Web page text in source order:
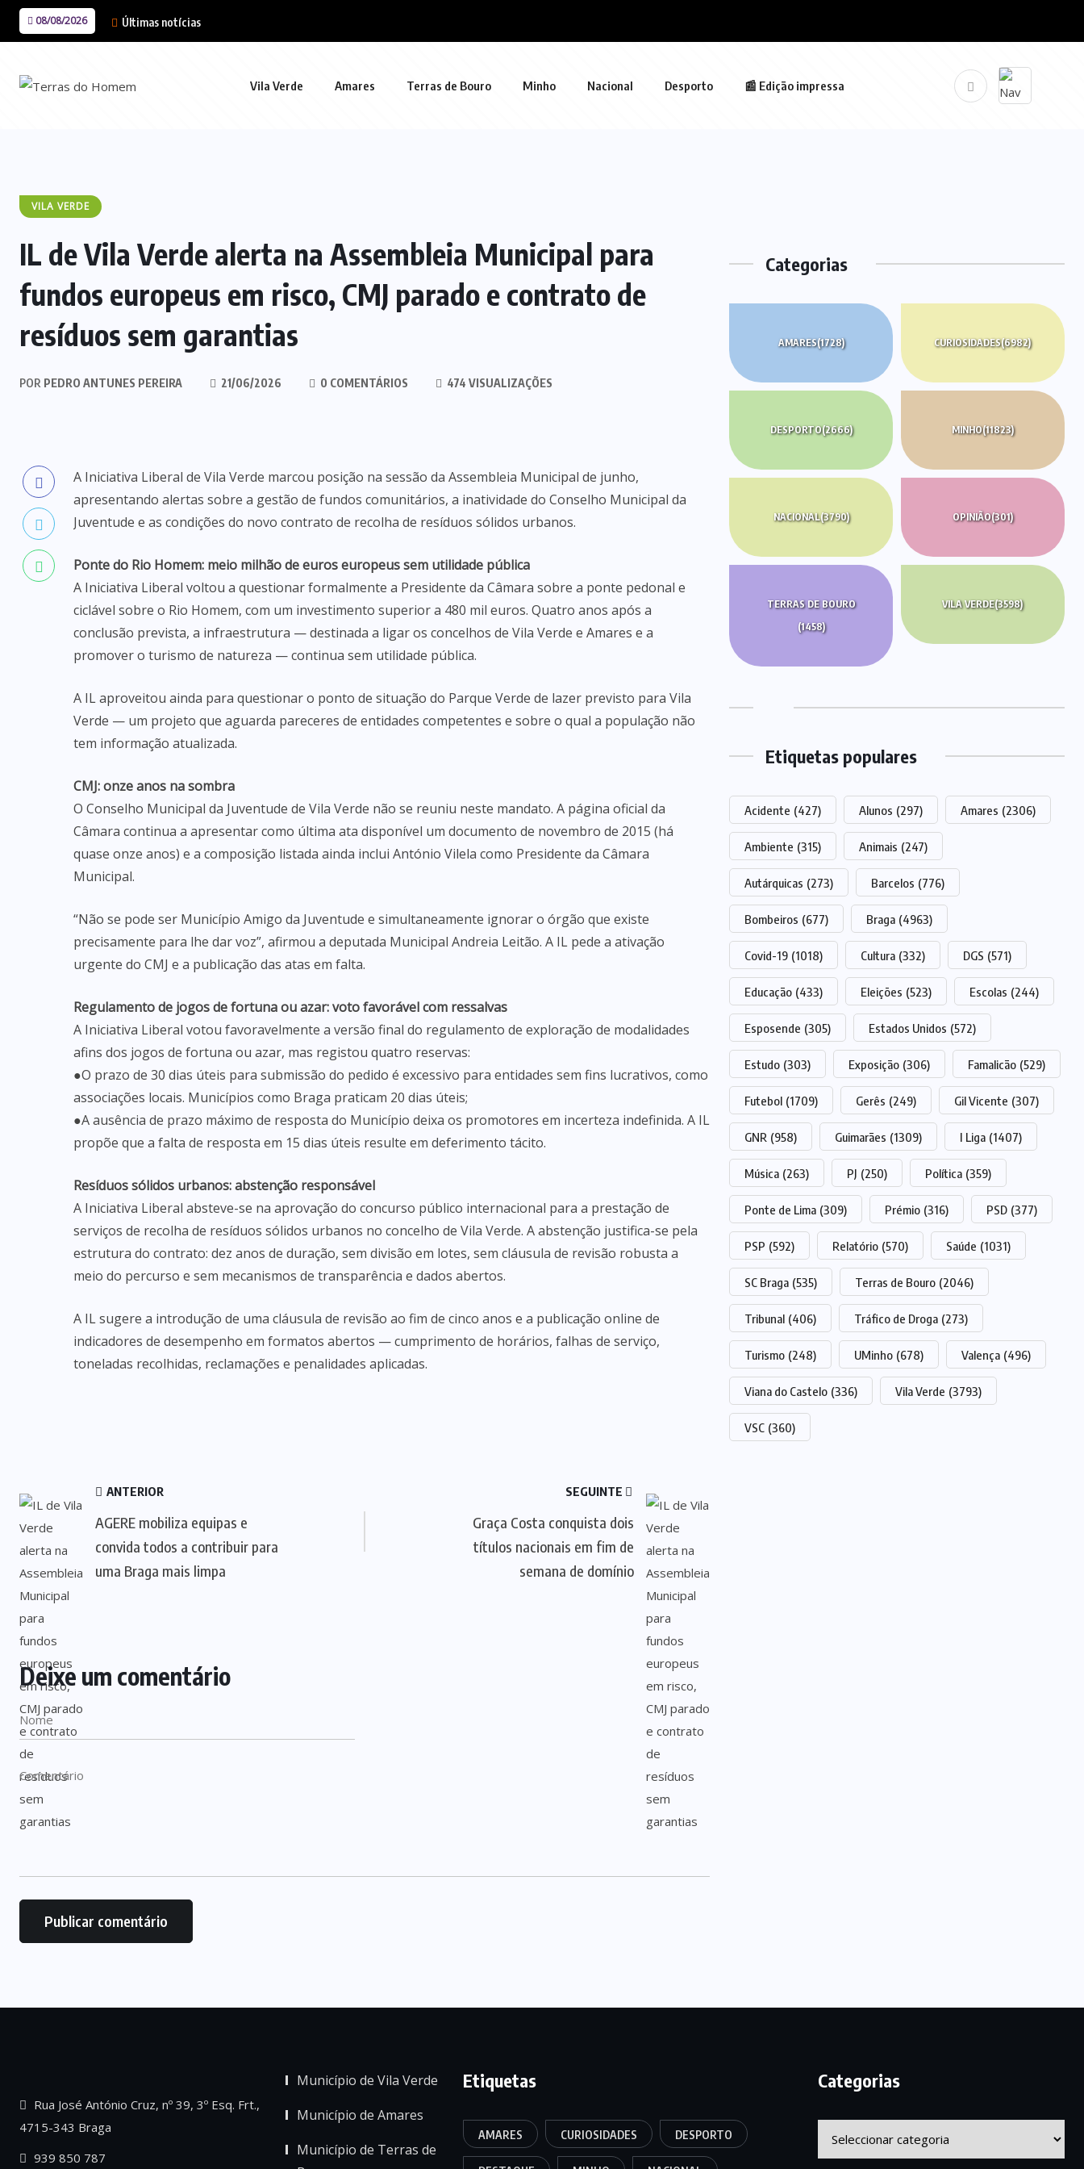
08/08/2026 Últimas notícias
Vila Verde Amares Terras de Bouro Minho Nacional Desporto 📰 Edição impressa
VILA VERDE
IL de Vila Verde alerta na Assembleia Municipal para
fundos europeus em risco, CMJ parado e contrato de
resíduos sem garantias
POR PEDRO ANTUNES PEREIRA 21/06/2026 0 COMENTÁRIOS 474 VISUALIZAÇÕES
A Iniciativa Liberal de Vila Verde marcou posição na sessão da Assembleia Municipal de junho,
apresentando alertas sobre a gestão de fundos comunitários, a inatividade do Conselho Municipal da
Juventude e as condições do novo contrato de recolha de resíduos sólidos urbanos.
Ponte do Rio Homem: meio milhão de euros europeus sem utilidade pública
A Iniciativa Liberal voltou a questionar formalmente a Presidente da Câmara sobre a ponte pedonal e
ciclável sobre o Rio Homem, com um investimento superior a 480 mil euros. Quatro anos após a
conclusão prevista, a infraestrutura — destinada a ligar os concelhos de Vila Verde e Amares e a
promover o turismo de natureza — continua sem utilidade pública.
A IL aproveitou ainda para questionar o ponto de situação do Parque Verde de lazer previsto para Vila
Verde — um projeto que aguarda pareceres de entidades competentes e sobre o qual a população não
tem informação atualizada.
CMJ: onze anos na sombra
O Conselho Municipal da Juventude de Vila Verde não se reuniu neste mandato. A página oficial da
Câmara continua a apresentar como última ata disponível um documento de novembro de 2015 (há
quase onze anos) e a composição listada ainda inclui António Vilela como Presidente da Câmara
Municipal.
“Não se pode ser Município Amigo da Juventude e simultaneamente ignorar o órgão que existe
precisamente para lhe dar voz”, afirmou a deputada Municipal Andreia Leitão. A IL pede a ativação
urgente do CMJ e a publicação das atas em falta.
Regulamento de jogos de fortuna ou azar: voto favorável com ressalvas
A Iniciativa Liberal votou favoravelmente a versão final do regulamento de exploração de modalidades
afins dos jogos de fortuna ou azar, mas registou quatro reservas:
●O prazo de 30 dias úteis para submissão do pedido é excessivo para entidades sem fins lucrativos, como
associações locais. Municípios como Braga praticam 20 dias úteis;
●A ausência de prazo máximo de resposta do Município deixa os promotores em incerteza indefinida. A IL
propõe que a falta de resposta em 15 dias úteis resulte em deferimento tácito.
Resíduos sólidos urbanos: abstenção responsável
A Iniciativa Liberal absteve-se na aprovação do concurso público internacional para a prestação de
serviços de recolha de resíduos sólidos urbanos no concelho de Vila Verde. A abstenção justifica-se pela
estrutura do contrato: dez anos de duração, sem divisão em lotes, sem cláusula de revisão robusta a
meio do percurso e sem mecanismos de transparência e dados abertos.
A IL sugere a introdução de uma cláusula de revisão ao fim de cinco anos e a publicação online de
indicadores de desempenho em formatos abertos — cumprimento de horários, falhas de serviço,
toneladas recolhidas, reclamações e penalidades aplicadas.
ANTERIOR
AGERE mobiliza equipas e
convida todos a contribuir para
uma Braga mais limpa
SEGUINTE
Graça Costa conquista dois
títulos nacionais em fim de
semana de domínio
Deixe um comentário
Categorias
AMARES(1728) CURIOSIDADES(6982)
DESPORTO(2666) MINHO(11823)
NACIONAL(3790) OPINIÃO(301)
TERRAS DE BOURO
(1458)
VILA VERDE(3598)
Etiquetas populares
Acidente (427) Alunos (297) Amares (2306)
Ambiente (315) Animais (247)
Autárquicas (273) Barcelos (776)
Bombeiros (677) Braga (4963)
Covid-19 (1018) Cultura (332) DGS (571)
Educação (433) Eleições (523) Escolas (244)
Esposende (305) Estados Unidos (572)
Estudo (303) Exposição (306) Famalicão (529)
Futebol (1709) Gerês (249) Gil Vicente (307)
GNR (958) Guimarães (1309) I Liga (1407)
Música (263) PJ (250) Política (359)
Ponte de Lima (309) Prémio (316) PSD (377)
PSP (592) Relatório (570) Saúde (1031)
SC Braga (535) Terras de Bouro (2046)
Tribunal (406) Tráfico de Droga (273)
Turismo (248) UMinho (678) Valença (496)
Viana do Castelo (336) Vila Verde (3793)
VSC (360)
Rua José António Cruz, nº 39, 3º Esq. Frt.,
4715-343 Braga
939 850 787
Município de Vila Verde
Município de Amares
Município de Terras de
Etiquetas
AMARES CURIOSIDADES DESPORTO
Categorias